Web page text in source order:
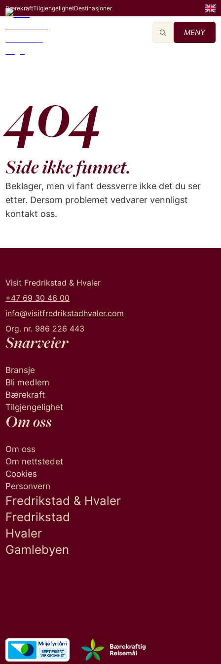
BærekraftTilgjengelighetDestinasjoner
MENY
404
Side ikke funnet.
Beklager, men vi fant dessverre ikke det du ser
etter. Dersom problemet vedvarer vennligst
kontakt oss.
Visit Fredrikstad & Hvaler
+47 69 30 46 00
info@visitfredrikstadhvaler.com
Org. nr. 986 226 443
Snarveier
Bransje
Bli medlem
Bærekraft
Tilgjengelighet
Om oss
Om oss
Om nettstedet
Cookies
Personvern
Fredrikstad & Hvaler
Fredrikstad
Hvaler
Gamlebyen